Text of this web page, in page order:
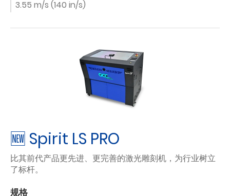
3.55 m/s (140 in/s)
🆕 Spirit LS PRO
比其前代产品更先进、更完善的激光雕刻机，为行业树立
了标杆。
规格